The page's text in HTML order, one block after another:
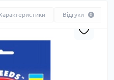
Відгуки 0